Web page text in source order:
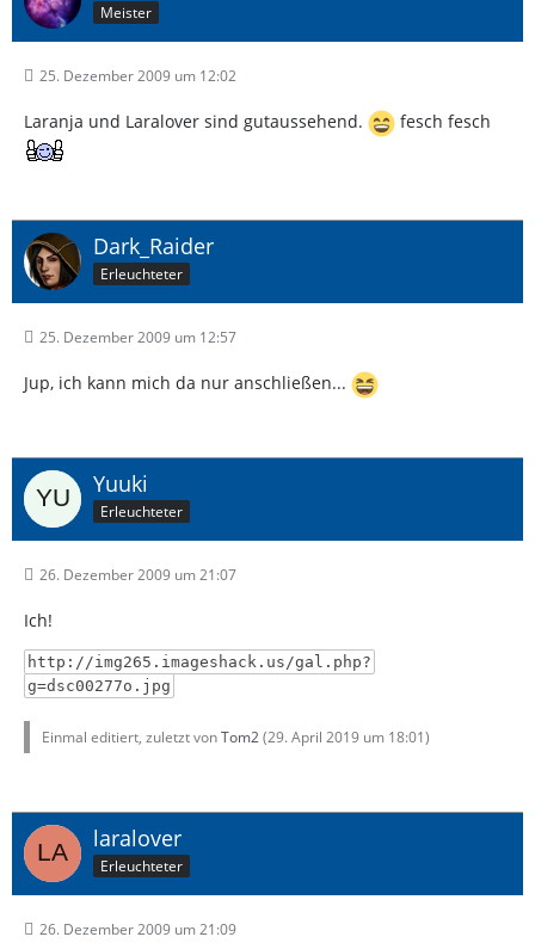
Meister
25. Dezember 2009 um 12:02
Laranja und Laralover sind gutaussehend. fesch fesch
Dark_Raider
Erleuchteter
25. Dezember 2009 um 12:57
Jup, ich kann mich da nur anschließen...
Yuuki
Erleuchteter
26. Dezember 2009 um 21:07
Ich!
http://img265.imageshack.us/gal.php?
g=dsc00277o.jpg
Einmal editiert, zuletzt vonTom2(29. April 2019 um 18:01)
laralover
Erleuchteter
26. Dezember 2009 um 21:09